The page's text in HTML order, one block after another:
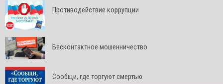
Противодействие коррупции
Бесконтактное мошенничество
Сообщи, где торгуют смертью